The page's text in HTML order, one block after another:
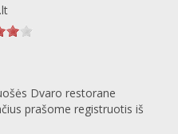
Dvaro restorane
prašome registruotis iš